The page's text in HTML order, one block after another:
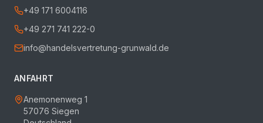
+49 171 6004116
+49 271 741 222-0
info@handelsvertretung-grunwald.de
ANFAHRT
Anemonenweg 1
57076 Siegen